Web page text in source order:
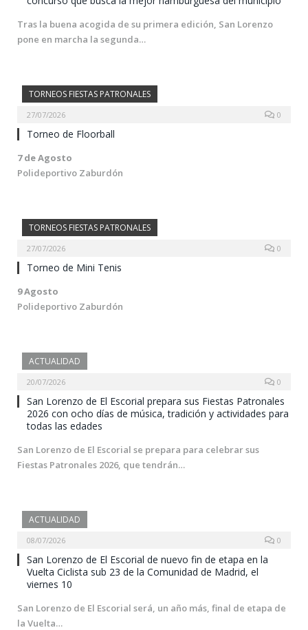
Tras la buena acogida de su primera edición, San Lorenzo
pone en marcha la segunda…
TORNEOS FIESTAS PATRONALES
27/07/2026 0
Torneo de Floorball
7 de Agosto
Polideportivo Zaburdón
TORNEOS FIESTAS PATRONALES
27/07/2026 0
Torneo de Mini Tenis
9 Agosto
Polideportivo Zaburdón
ACTUALIDAD
20/07/2026 0
San Lorenzo de El Escorial prepara sus Fiestas Patronales
2026 con ocho días de música, tradición y actividades para
todas las edades
San Lorenzo de El Escorial se prepara para celebrar sus
Fiestas Patronales 2026, que tendrán…
ACTUALIDAD
08/07/2026 0
San Lorenzo de El Escorial de nuevo fin de etapa en la
Vuelta Ciclista sub 23 de la Comunidad de Madrid, el
viernes 10
San Lorenzo de El Escorial será, un año más, final de etapa de
la Vuelta…